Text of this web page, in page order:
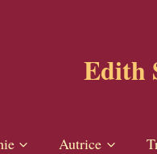
Edith
Autrice